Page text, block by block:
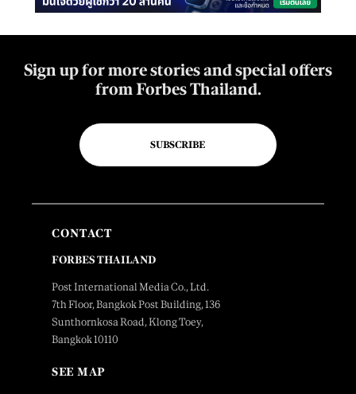
Sign up for more stories and special offers
from Forbes Thailand.
SUBSCRIBE
CONTACT
FORBES THAILAND
Post International Media Co., Ltd.
7th Floor, Bangkok Post Building, 136
Sunthornkosa Road, Klong Toey,
Bangkok 10110
SEE MAP